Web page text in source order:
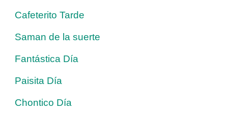
Cafeterito Tarde
Saman de la suerte
Fantástica Día
Paisita Día
Chontico Día